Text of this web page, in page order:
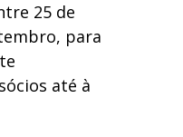
25 de
para
até à